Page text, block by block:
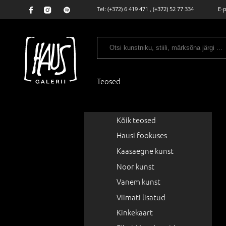
Tel: (+372) 6 419 471 , (+372) 52 77 334 E-
Teosed
Kõik teosed
Hausi fookuses
Kaasaegne kunst
Noor kunst
Vanem kunst
Viimati lisatud
Kinkekaart